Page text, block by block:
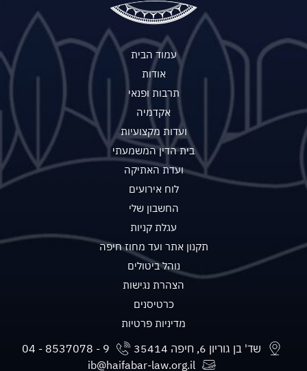
עמוד הבית
אודות
תרבות ופנאי
אקדמיה
ועדות מקצועיות
בית הדין המשמעתי
ועדת האתיקה
לוח אירועים
החשבון שלי
עגלת קניות
תקנון אתר ועד מחוז חיפה
נוהל ביטולים
הצהרת נגישות
כרטיסנים
מדיניות פרטיות
שד' בן גוריון 6, חיפה 35414
ib@haifabar-law.org.il